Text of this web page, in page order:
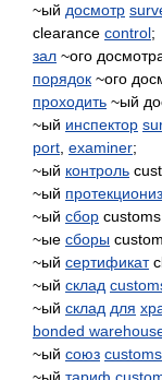
~ый досмотр
clearance control;
зал ~ого
порядок ~ого
проходить ~ый
~ый инспектор
port examiner;
~ый контроль
~ый
~ый сбор
~ые сборы
~ый сертификат
~ый склад
~ый склад для
bonded
~ый союз